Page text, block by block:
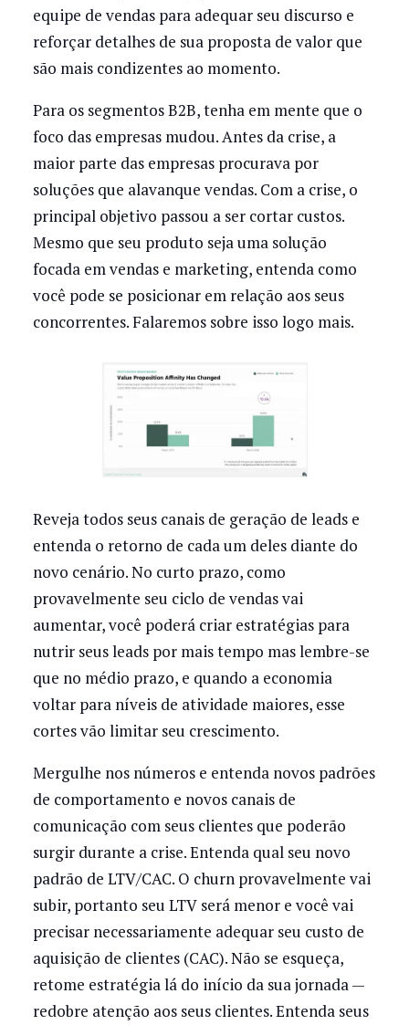
equipe de vendas para adequar seu discurso e
reforçar detalhes de sua proposta de valor que
são mais condizentes ao momento.
Para os segmentos B2B, tenha em mente que o
foco das empresas mudou. Antes da crise, a
maior parte das empresas procurava por
soluções que alavanque vendas. Com a crise, o
principal objetivo passou a ser cortar custos.
Mesmo que seu produto seja uma solução
focada em vendas e marketing, entenda como
você pode se posicionar em relação aos seus
concorrentes. Falaremos sobre isso logo mais.
Reveja todos seus canais de geração de leads e
entenda o retorno de cada um deles diante do
novo cenário. No curto prazo, como
provavelmente seu ciclo de vendas vai
aumentar, você poderá criar estratégias para
nutrir seus leads por mais tempo mas lembre-se
que no médio prazo, e quando a economia
voltar para níveis de atividade maiores, esse
cortes vão limitar seu crescimento.
Mergulhe nos números e entenda novos padrões
de comportamento e novos canais de
comunicação com seus clientes que poderão
surgir durante a crise. Entenda qual seu novo
padrão de LTV/CAC. O churn provavelmente vai
subir, portanto seu LTV será menor e você vai
precisar necessariamente adequar seu custo de
aquisição de clientes (CAC). Não se esqueça,
retome estratégia lá do início da sua jornada —
redobre atenção aos seus clientes. Entenda seus